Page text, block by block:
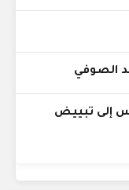
الصوفي
إلى تبييض